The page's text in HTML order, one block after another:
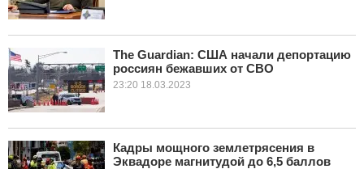
The Guardian: США начали депортацию
россиян бежавших от СВО
23:20 18.03.2023
Кадры мощного землетрясения в
Эквадоре магнитудой до 6,5 баллов